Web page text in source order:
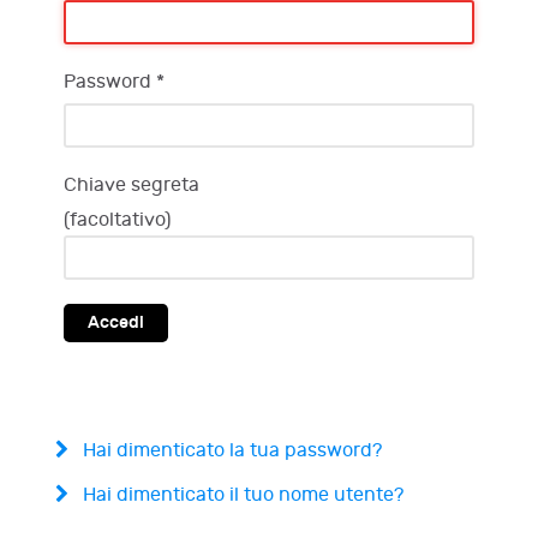
Password *
Chiave segreta
(facoltativo)
Accedi
Hai dimenticato la tua password?
Hai dimenticato il tuo nome utente?